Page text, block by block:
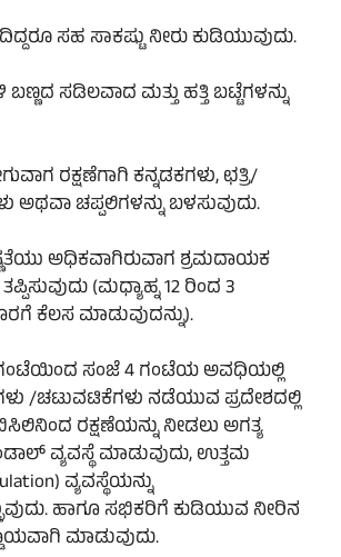
ಸಹ ಸಾಕಷ್ಟು ನೀರು ಕುಡಿಯುವುದು.
ಸಡಿಲವಾದ ಮತ್ತು ಹತ್ತಿ ಬಟ್ಟೆಗಳನ್ನು
ರಕ್ಷಣೆಗಾಗಿ ಕನ್ನಡಕಗಳು, ಛತ್ರಿ/
ಚಪ್ಪಲಿಗಳನ್ನು ಬಳಸುವುದು.
ಅಧಿಕವಾಗಿರುವಾಗ ಶ್ರಮದಾಯಕ
(ಮಧ್ಯಾಹ್ನ 12 ರಿಂದ 3
ಕೆಲಸ ಮಾಡುವುದನ್ನು).
ಗಂಟೆಯಿಂದ ಸಂಜೆ 4 ಗಂಟೆಯ ಅವಧಿಯಲ್ಲಿ
/ಚಟುವಟಿಕೆಗಳು ನಡೆಯುವ ಪ್ರದೇಶದಲ್ಲಿ
ರಕ್ಷಣೆಯನ್ನು ನೀಡಲು ಅಗತ್ಯ
ವ್ಯವಸ್ಥೆ ಮಾಡುವುದು, ಉತ್ತಮ
ವ್ಯವಸ್ಥೆಯನ್ನು
ಹಾಗೂ ಸಭಿಕರಿಗೆ ಕುಡಿಯುವ ನೀರಿನ
ಮಾಡುವುದು.